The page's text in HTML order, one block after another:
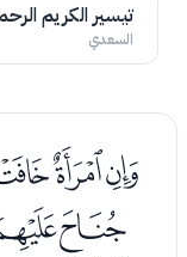
تيسير الكريم
السعدي